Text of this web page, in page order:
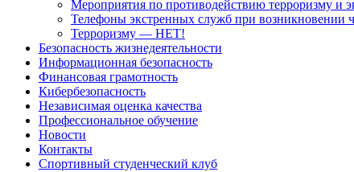
Мероприятия по противодействию терроризму и
Телефоны экстренных служб при возникновении
Терроризму — НЕТ!
Безопасность жизнедеятельности
Информационная безопасность
Финансовая грамотность
Кибербезопасность
Независимая оценка качества
Профессиональное обучение
Новости
Контакты
Спортивный студенческий клуб